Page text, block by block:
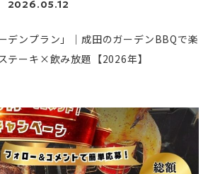
2026.05.12
デンプラン」｜成田のガーデンBBQで楽
テーキ×飲み放題【2026年】